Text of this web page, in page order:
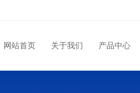
网站首页 关于我们 产品中心